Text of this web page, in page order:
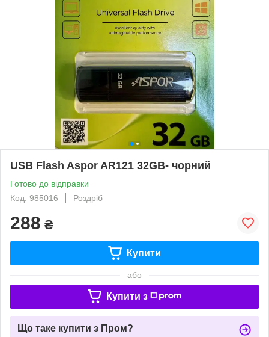
USB Flash Aspor AR121 32GB- чорний
Готово до відправки
Код: 985016
Роздріб
288 ₴
Купити
або
Купити з
Що таке купити з Пром?